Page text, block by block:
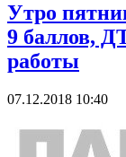
Утро
9 баллов,
работы
07.12.2018 10:40